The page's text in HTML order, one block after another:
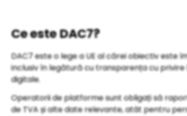
Ce este DAC7?
DAC7 este o lege a UE al cărei obiectiv
inclusiv în legătură cu transparența cu
digitale.
Operatorii de platforme sunt obligați să
de TVA și alte date relevante, atât pentru